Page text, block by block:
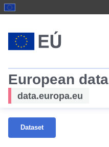
European data
data.europa.eu
Dataset